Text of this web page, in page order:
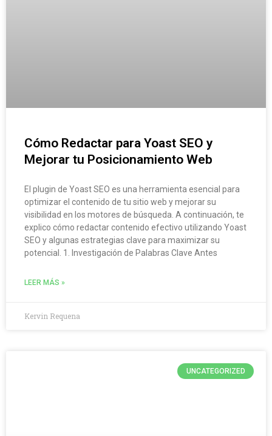
Cómo Redactar para Yoast SEO y
Mejorar tu Posicionamiento Web
El plugin de Yoast SEO es una herramienta esencial para
optimizar el contenido de tu sitio web y mejorar su
visibilidad en los motores de búsqueda. A continuación, te
explico cómo redactar contenido efectivo utilizando Yoast
SEO y algunas estrategias clave para maximizar su
potencial. 1. Investigación de Palabras Clave Antes
LEER MÁS »
Kervin Requena
UNCATEGORIZED